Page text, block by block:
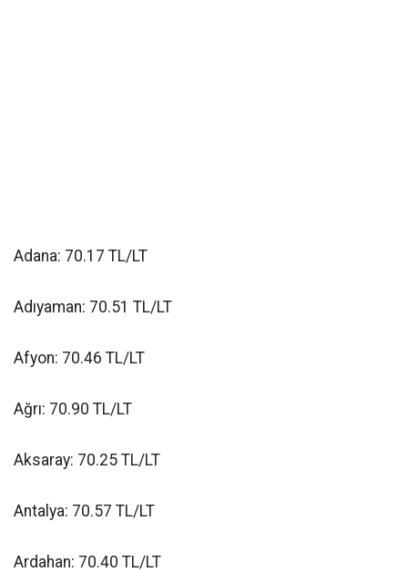
Adana: 70.17 TL/LT
Adıyaman: 70.51 TL/LT
Afyon: 70.46 TL/LT
Ağrı: 70.90 TL/LT
Aksaray: 70.25 TL/LT
Antalya: 70.57 TL/LT
Ardahan: 70.40 TL/LT